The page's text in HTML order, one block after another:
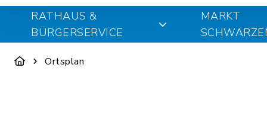
RATHAUS &
BÜRGERSERVICE
MARKT
Ortsplan